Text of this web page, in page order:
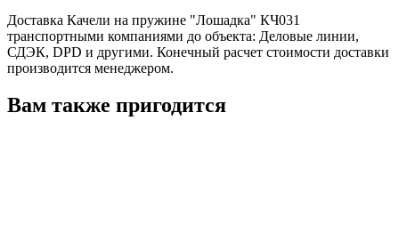
Доставка Качели на пружине "Лошадка" КЧ031
транспортными компаниями до объекта: Деловые линии,
СДЭК, DPD и другими. Конечный расчет стоимости доставки
производится менеджером.
Вам также пригодится